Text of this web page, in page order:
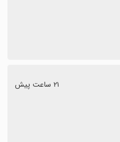
٢١ ساعت پیش